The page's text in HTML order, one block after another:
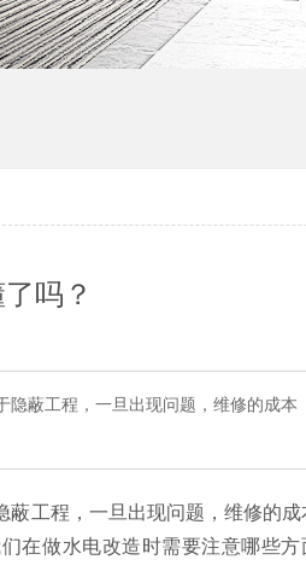
吗？
隐蔽工程，一旦出现问题，维修的成本
蔽工程，一旦出现问题，维修的成
在做水电改造时需要注意哪些方